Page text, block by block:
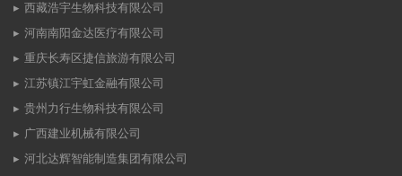
西藏浩宇生物科技有限公司
河南南阳金达医疗有限公司
重庆长寿区捷信旅游有限公司
江苏镇江宇虹金融有限公司
贵州力行生物科技有限公司
广西建业机械有限公司
河北达辉智能制造集团有限公司